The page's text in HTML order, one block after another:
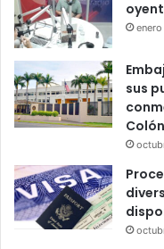
sus
Colón